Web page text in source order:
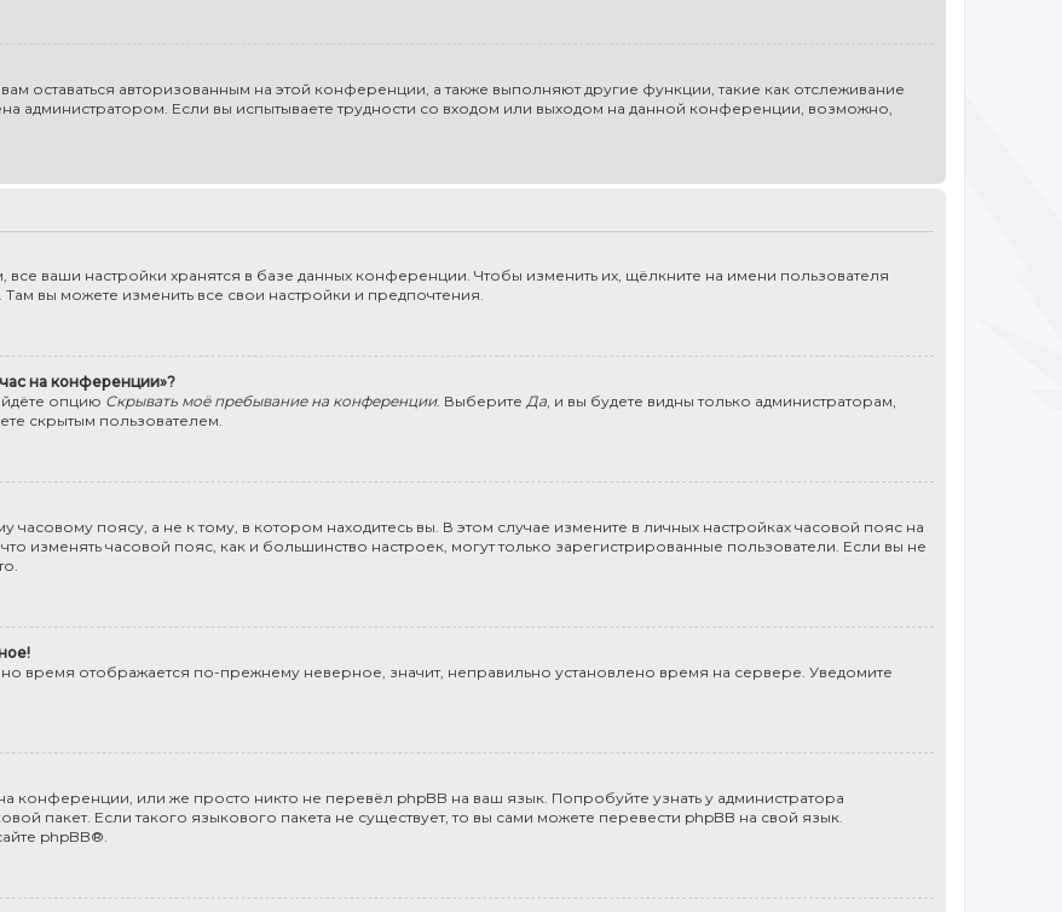
оставаться авторизованным на этой конференции, а также выполняют другие функции, такие как отслеживание
администратором. Если вы испытываете трудности со входом или выходом на данной конференции, возможно,
ваши настройки хранятся в базе данных конференции. Чтобы изменить их, щёлкните на имени пользователя
. Там вы можете изменить все свои настройки и предпочтения.
на конференции»?
опцию Скрывать моё пребывание на конференции. Выберите Да , и вы будете видны только администраторам,
скрытым пользователем.
поясу, а не к тому, в котором находитесь вы. В этом случае измените в личных настройках часовой пояс на
что изменять часовой пояс, как и большинство настроек, могут только зарегистрированные пользователи. Если вы не
время отображается по-прежнему неверное, значит, неправильно установлено время на сервере. Уведомите
конференции, или же просто никто не перевёл phpBB на ваш язык. Попробуйте узнать у администратора
пакет. Если такого языкового пакета не существует, то вы сами можете перевести phpBB на свой язык.
phpBB®.